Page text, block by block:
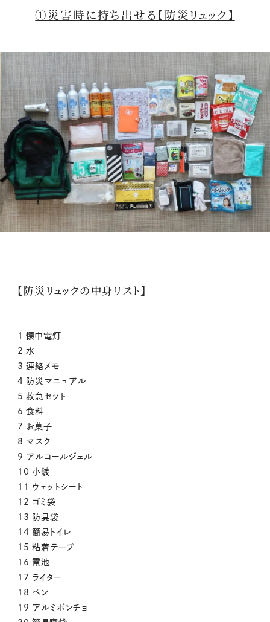
①災害時に持ち出せる【防災リュック】
【防災リュックの中身リスト】
1 懐中電灯
2 水
3 連絡メモ
4 防災マニュアル
5 救急セット
6 食料
7 お菓子
8 マスク
9 アルコールジェル
10 小銭
11 ウェットシート
12 ゴミ袋
13 防臭袋
14 簡易トイレ
15 粘着テープ
16 電池
17 ライター
18 ペン
19 アルミポンチョ